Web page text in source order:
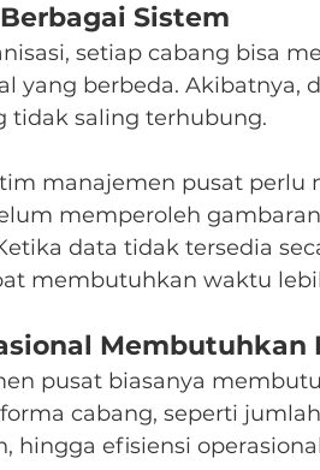
Sistem
setiap cabang bisa
yang berbeda. Akibatnya,
tidak saling terhubung.
manajemen pusat perlu
memperoleh
data tidak tersedia
membutuhkan waktu
Membutuhkan
pusat biasanya
cabang, seperti
hingga efisiensi